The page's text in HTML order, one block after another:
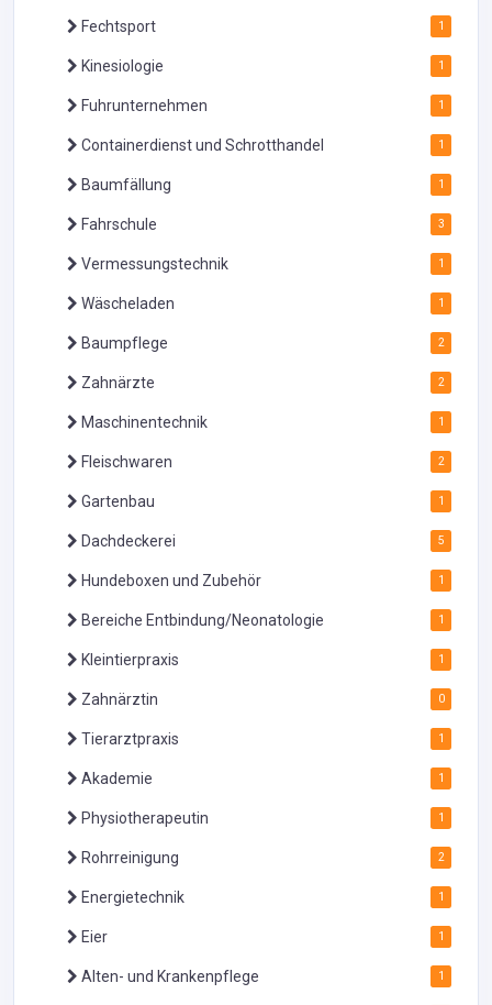
Fechtsport 1
Kinesiologie 1
Fuhrunternehmen 1
Containerdienst und Schrotthandel 1
Baumfällung 1
Fahrschule 3
Vermessungstechnik 1
Wäscheladen 1
Baumpflege 2
Zahnärzte 2
Maschinentechnik 1
Fleischwaren 2
Gartenbau 1
Dachdeckerei 5
Hundeboxen und Zubehör 1
Bereiche Entbindung/Neonatologie 1
Kleintierpraxis 1
Zahnärztin 0
Tierarztpraxis 1
Akademie 1
Physiotherapeutin 1
Rohrreinigung 2
Energietechnik 1
Eier 1
Alten- und Krankenpflege 1